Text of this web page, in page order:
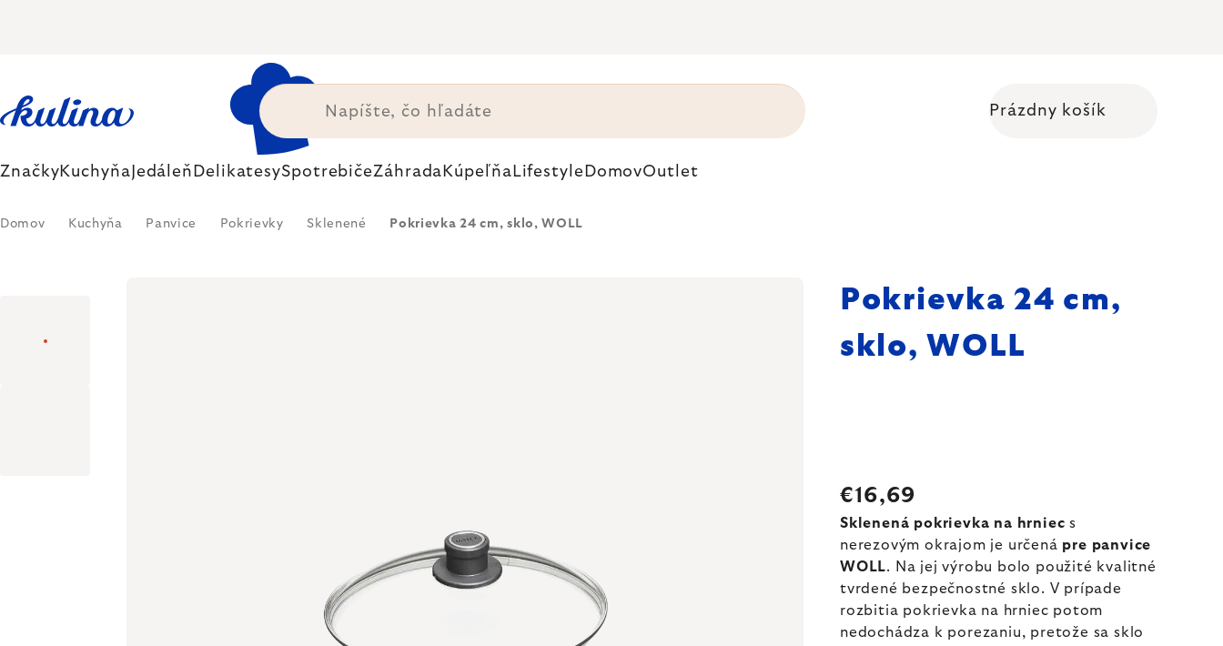
Prázdny košík
ZnačkyKuchyňa Jedáleň DelikatesySpotrebičeZáhrada Kúpeľňa Lifestyle DomovOutlet
Domov Kuchyňa Panvice Pokrievky Sklenené Pokrievka 24 cm, sklo, WOLL
Pokrievka 24 cm,
sklo, WOLL
€16,69
Sklenená pokrievka na hrniecs
nerezovým okrajom je určená pre panvice
WOLL. Na jej výrobu bolo použité kvalitné
tvrdené bezpečnostné sklo. V prípade
rozbitia pokrievka na hrniec potom
nedochádza k porezaniu, pretože sa sklo